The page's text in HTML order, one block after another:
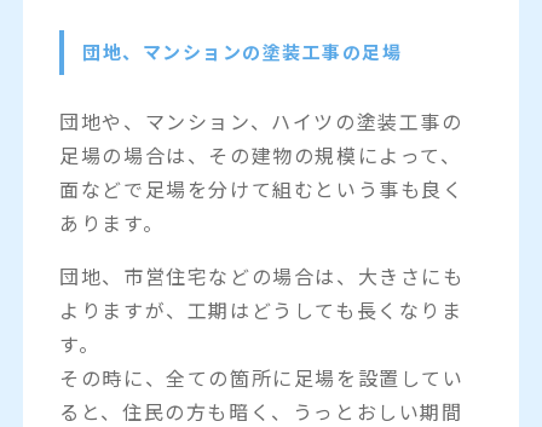
団地、マンションの塗装工事の足場
団地や、マンション、ハイツの塗装工事の
足場の場合は、その建物の規模によって、
面などで足場を分けて組むという事も良く
あります。
団地、市営住宅などの場合は、大きさにも
よりますが、工期はどうしても長くなりま
す。
その時に、全ての箇所に足場を設置してい
ると、住民の方も暗く、うっとおしい期間